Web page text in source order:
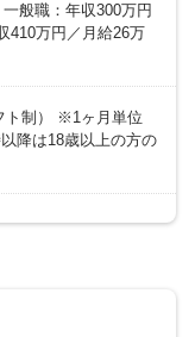
般職：年収300万円
410万円／月給26万
ト制） ※1ヶ月単位
降は18歳以上の方の